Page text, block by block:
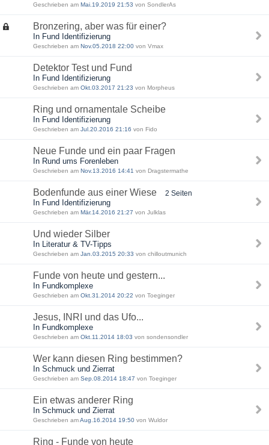
Geschrieben am Mai.19.2019 21:53 von SondlerAs
Bronzering, aber was für einer?
In Fund Identifizierung
Geschrieben am Nov.05.2018 22:00 von Vmax
Detektor Test und Fund
In Fund Identifizierung
Geschrieben am Okt.03.2017 21:23 von Morpheus
Ring und ornamentale Scheibe
In Fund Identifizierung
Geschrieben am Jul.20.2016 21:16 von Fido
Neue Funde und ein paar Fragen
In Rund ums Forenleben
Geschrieben am Nov.13.2016 14:41 von Dragstermathe
Bodenfunde aus einer Wiese 2 Seiten
In Fund Identifizierung
Geschrieben am Mär.14.2016 21:27 von Julklas
Und wieder Silber
In Literatur & TV-Tipps
Geschrieben am Jan.03.2015 20:33 von chilloutmunich
Funde von heute und gestern...
In Fundkomplexe
Geschrieben am Okt.31.2014 20:22 von Toeginger
Jesus, INRI und das Ufo...
In Fundkomplexe
Geschrieben am Okt.11.2014 18:03 von sondensondler
Wer kann diesen Ring bestimmen?
In Schmuck und Zierrat
Geschrieben am Sep.08.2014 18:47 von Toeginger
Ein etwas anderer Ring
In Schmuck und Zierrat
Geschrieben amAug.16.2014 19:50 von Wuldor
Ring - Funde von heute